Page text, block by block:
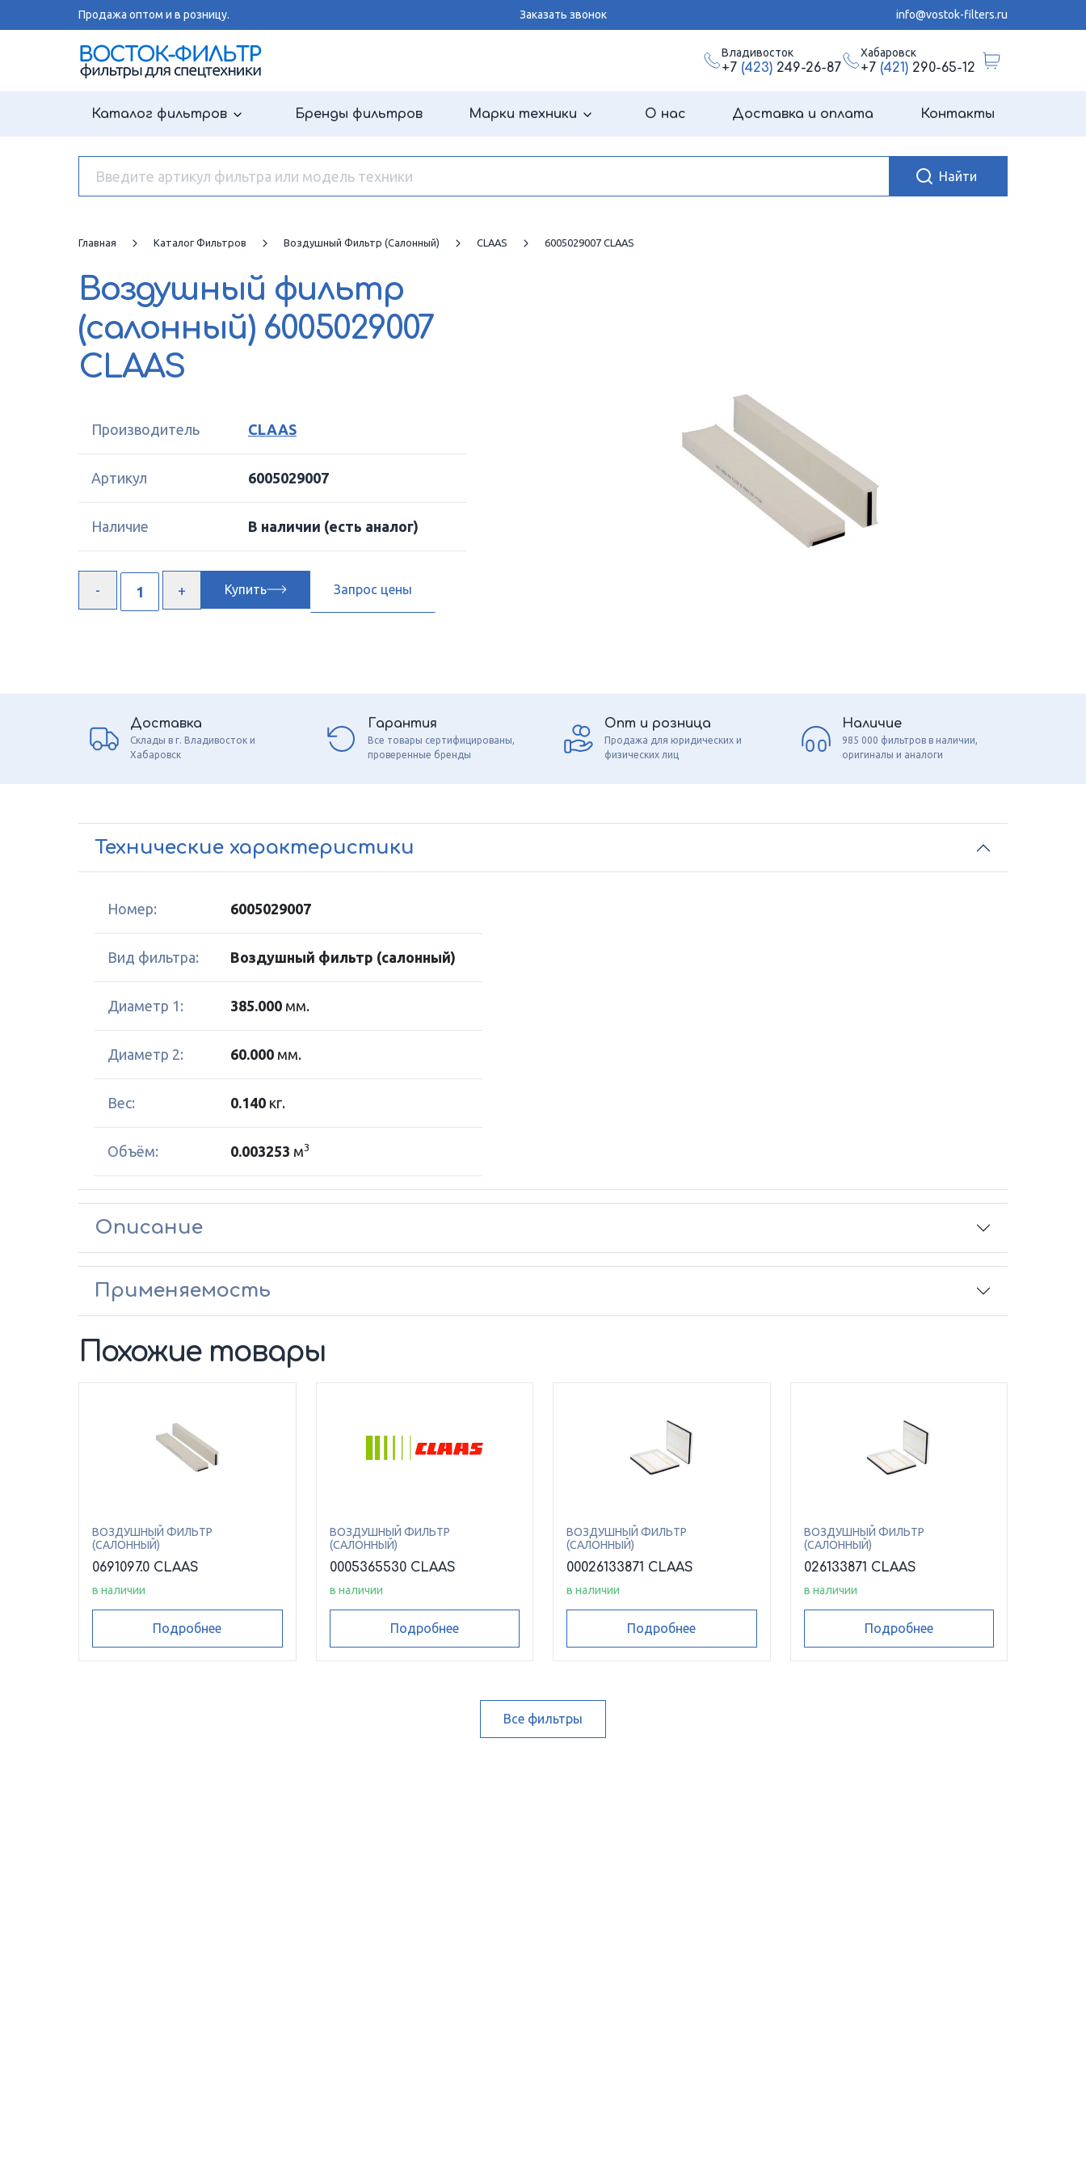
Продажа оптом и в розницу. Заказать звонок info@vostok-filters.ru
Владивосток
+7 (423)249-26-87
Хабаровск
+7 (421)290-65-12
Каталог фильтров Бренды фильтров Марки техники О нас Доставка и оплата Контакты
Главная Каталог Фильтров Воздушный Фильтр (салонный) CLAAS 6005029007 CLAAS
Воздушный фильтр
(салонный) 6005029007
CLAAS
Производитель CLAAS
Артикул 6005029007
Наличие В наличии (есть аналог)
Купить Запрос цены
Доставка
Склады в г. Владивосток и
Хабаровск
Гарантия
Все товары сертифицированы,
проверенные бренды
Опт и розница
Продажа для юридических и
физических лиц
Наличие
985 000 фильтров в наличии,
оригиналы и аналоги
Технические характеристики
Номер: 6005029007
Вид фильтра: Воздушный фильтр (салонный)
Диаметр 1: 385.000 мм.
Диаметр 2: 60.000 мм.
Вес: 0.140 кг.
Объём: 0.003253 м3
Описание
Применяемость
Похожие товары
ВОЗДУШНЫЙ ФИЛЬТР
(САЛОННЫЙ)
0691097.0 CLAAS
в наличии
Подробнее
ВОЗДУШНЫЙ ФИЛЬТР
(САЛОННЫЙ)
0005365530 CLAAS
в наличии
Подробнее
ВОЗДУШНЫЙ ФИЛЬТР
(САЛОННЫЙ)
00026133871 CLAAS
в наличии
Подробнее
ВОЗДУШНЫЙ ФИЛЬТР
(САЛОННЫЙ)
026133871 CLAAS
в наличии
Подробнее
Все фильтры